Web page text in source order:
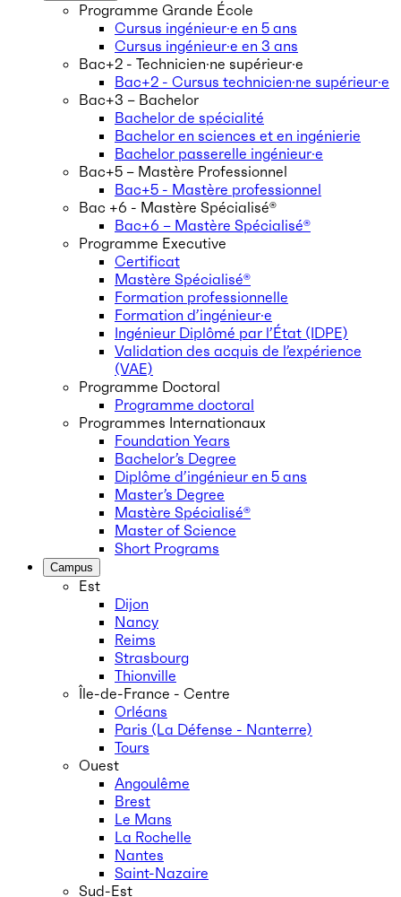
Programme Grande École
Cursus ingénieur·e en 5 ans
Cursus ingénieur·e en 3 ans
Bac+2 - Technicien·ne supérieur·e
Bac+2 - Cursus technicien·ne supérieur·e
Bac+3 – Bachelor
Bachelor de spécialité
Bachelor en sciences et en ingénierie
Bachelor passerelle ingénieur·e
Bac+5 – Mastère Professionnel
Bac+5 - Mastère professionnel
Bac +6 - Mastère Spécialisé®
Bac+6 – Mastère Spécialisé®
Programme Executive
Certificat
Mastère Spécialisé®
Formation professionnelle
Formation d’ingénieur·e
Ingénieur Diplômé par l’État (IDPE)
Validation des acquis de l’expérience
(VAE)
Programme Doctoral
Programme doctoral
Programmes Internationaux
Foundation Years
Bachelor’s Degree
Diplôme d’ingénieur en 5 ans
Master’s Degree
Mastère Spécialisé®
Master of Science
Short Programs
Campus
Est
Dijon
Nancy
Reims
Strasbourg
Thionville
Île-de-France - Centre
Orléans
Paris (La Défense - Nanterre)
Tours
Ouest
Angoulême
Brest
Le Mans
La Rochelle
Nantes
Saint-Nazaire
Sud-Est